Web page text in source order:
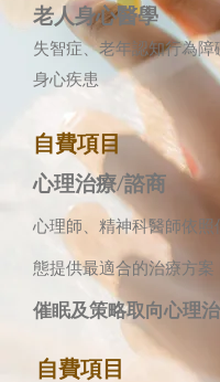
老人身心醫學
失智症、老年認知行為
身心疾患
自費項目
心理治療/諮商
心理師、精神科醫師依
態提供最適合的治療方案
催眠及策略取向心理
自費項目